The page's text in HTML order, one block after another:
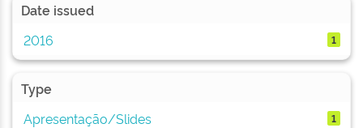
Date issued
2016
1
Type
Apresentação/Slides
1